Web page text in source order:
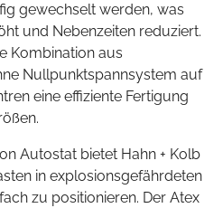
gewechselt werden, was
und Nebenzeiten reduziert.
Kombination aus
Nullpunktspannsystem auf
eine effiziente Fertigung
Autostat bietet Hahn + Kolb
in explosionsgefährdeten
zu positionieren. Der Atex